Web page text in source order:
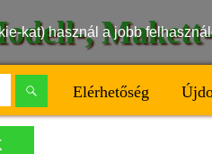
kat) használ a jobb
,
Elérhetőség